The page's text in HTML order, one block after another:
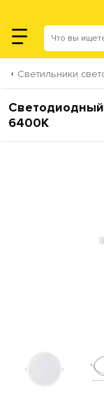
Светильники
Светодиодный
6400K